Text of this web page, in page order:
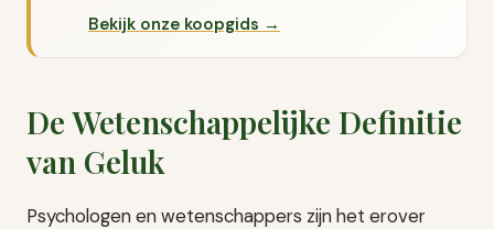
Bekijk onze koopgids →
De Wetenschappelijke Definitie
van Geluk
Psychologen en wetenschappers zijn het erover